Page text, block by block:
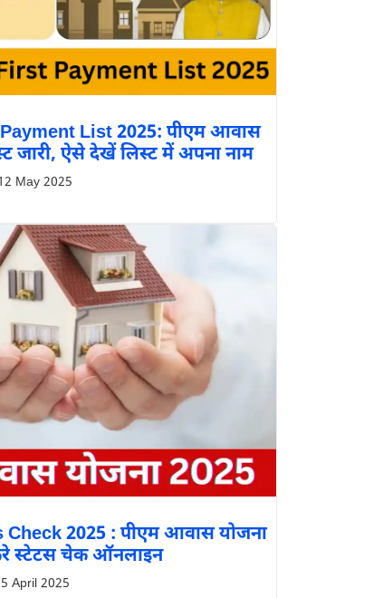
List 2025: पीएम आवास
जारी, ऐसे देखें लिस्ट में अपना नाम
May 2025
2025 : पीएम आवास योजना
स्टेटस चेक ऑनलाइन
5 April 2025